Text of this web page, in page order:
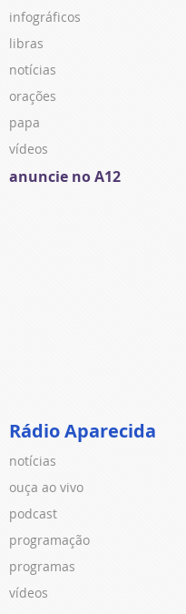
infográficos
libras
notícias
orações
papa
vídeos
anuncie no A12
Rádio Aparecida
notícias
ouça ao vivo
podcast
programação
programas
vídeos